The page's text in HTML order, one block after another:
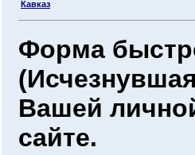
Кавказ
Форма
Вашей
сайте.